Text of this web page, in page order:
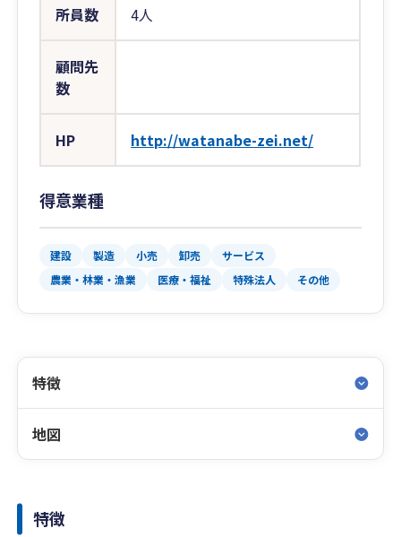
所員数 4人
顧問先
数
HP http://watanabe-zei.net/
得意業種
建設 製造 小売 卸売
サービス
農業・林業・漁業
医療・福祉 特殊法人 その他
特徴
地図
特徴